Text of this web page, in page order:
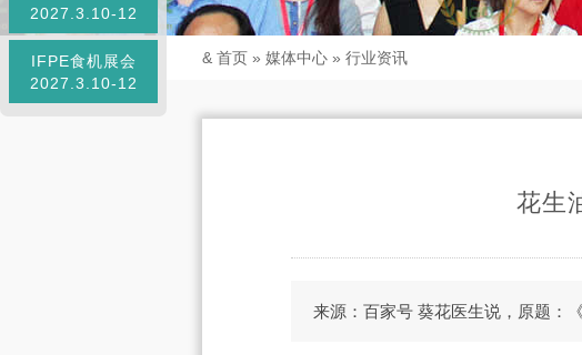
2027.3.10-12
IFPE食机展会
2027.3.10-12
& 首页 » 媒体中心 » 行业资讯
花生
来源：百家号 葵花医生说，原题：